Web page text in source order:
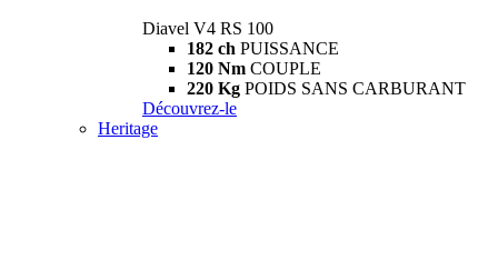
Diavel V4 RS 100
182 ch PUISSANCE
120 Nm COUPLE
220 Kg POIDS SANS CARBURANT
Découvrez-le
Heritage